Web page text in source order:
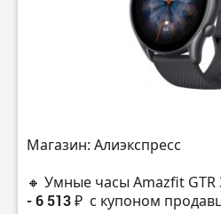
Магазин: Алиэкспресс
🔸 Умные часы Amazfit GTR
- 6 513 ₽ с купоном